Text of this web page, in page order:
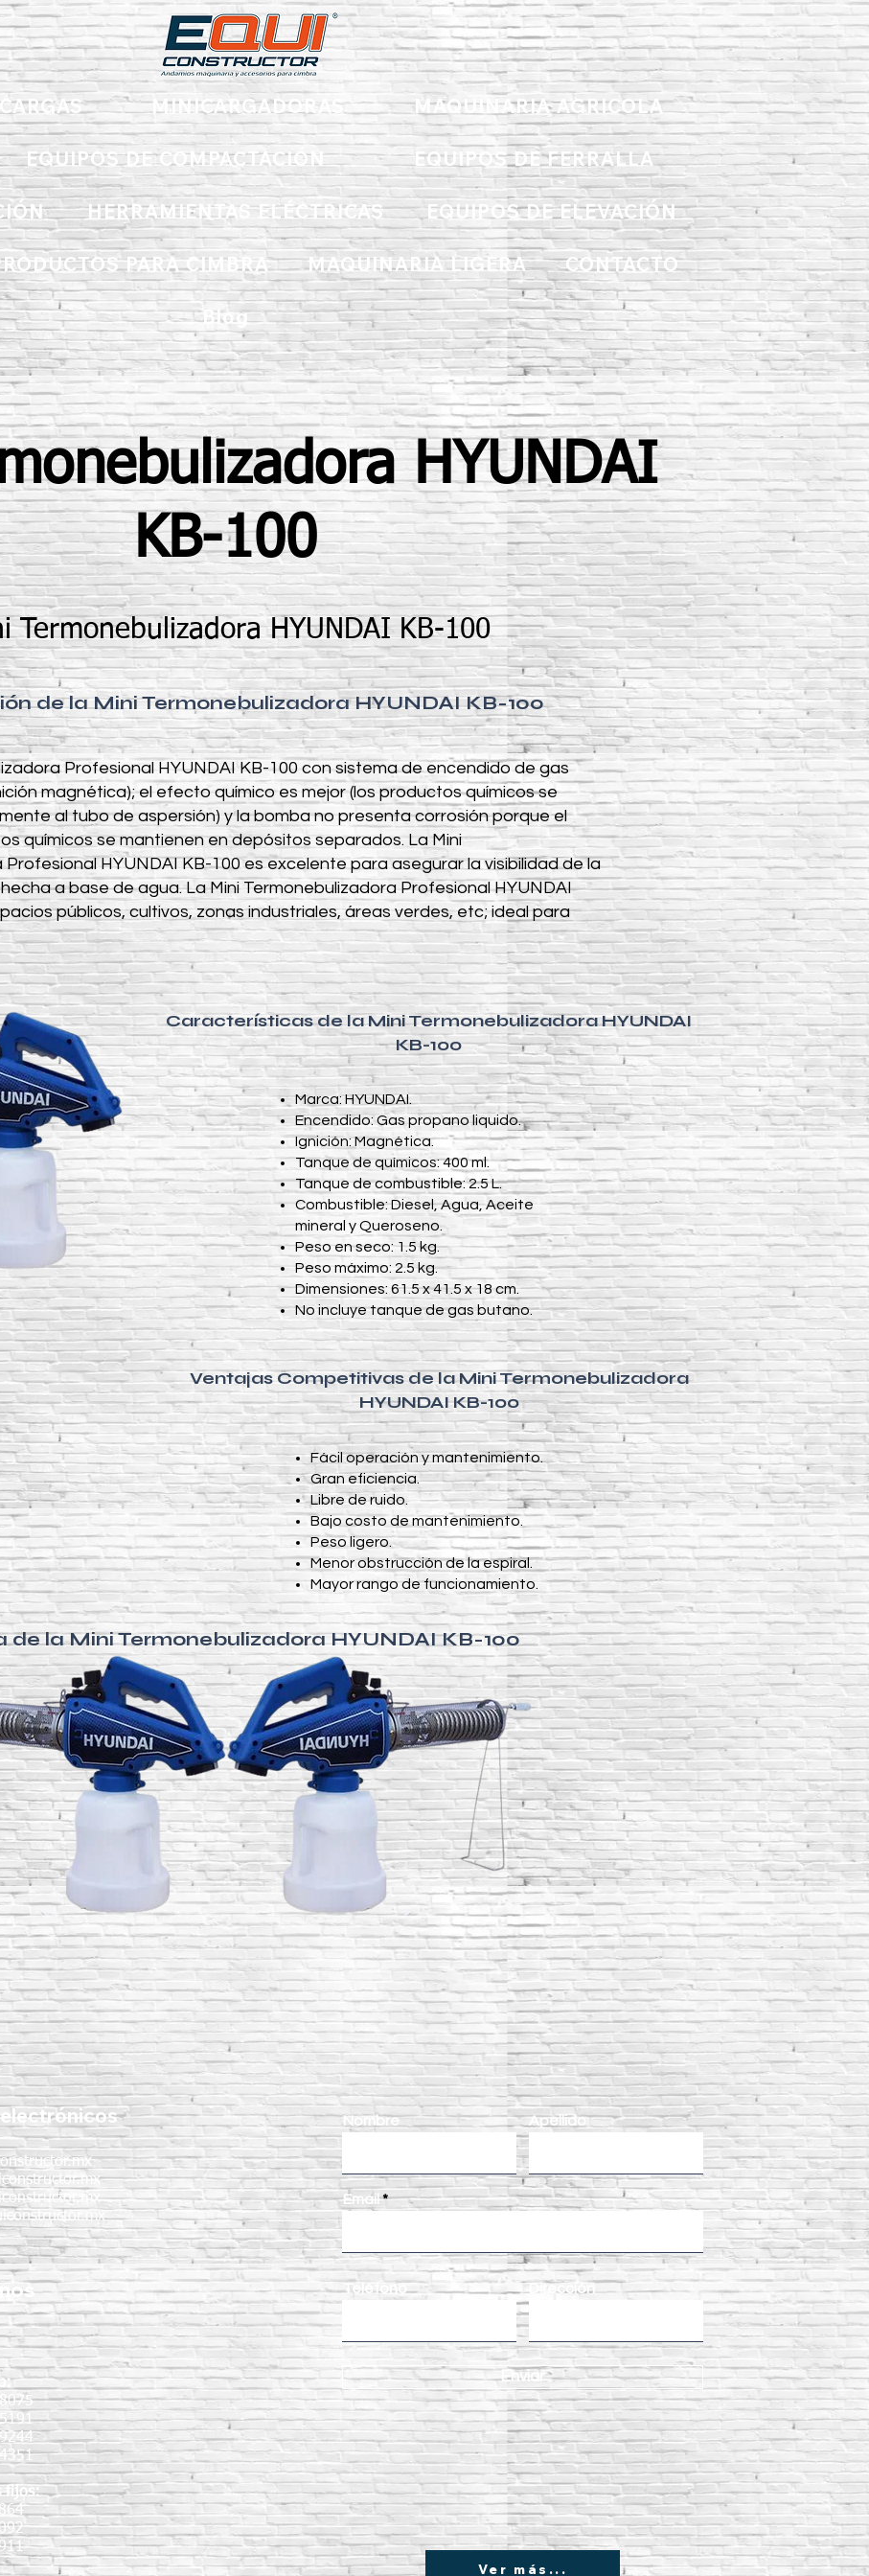
MINICARGADORAS MAQUINARIA AGRICOLA
EQUIPOS DE COMPACTACIÓN EQUIPOS DE FERRALLA
HERRAMIENTAS ELÉCTRICAS EQUIPOS DE ELEVACIÓN
PARA CIMBRA MAQUINARIA LIGERA CONTACTO
Blog
HYUNDAI
KB-100
Termonebulizadora HYUNDAI KB-100
de la Mini Termonebulizadora HYUNDAI KB-100
Profesional HYUNDAI KB-100 con sistema de encendido de gas
magnética); el efecto químico es mejor (los productos químicos se
al tubo de aspersión) y la bomba no presenta corrosión porque el
químicos se mantienen en depósitos separados. La Mini
HYUNDAI KB-100 es excelente para asegurar la visibilidad de la
a base de agua. La Mini Termonebulizadora Profesional HYUNDAI
públicos, cultivos, zonas industriales, áreas verdes, etc; ideal para
Características de la Mini Termonebulizadora HYUNDAI
KB-100
Marca: HYUNDAI.
Encendido: Gas propano liquido.
Ignición: Magnética.
Tanque de químicos: 400 ml.
Tanque de combustible: 2.5 L.
Combustible: Diesel, Agua, Aceite
mineral y Queroseno.
Peso en seco: 1.5 kg.
Peso máximo: 2.5 kg.
Dimensiones: 61.5 x 41.5 x 18 cm.
No incluye tanque de gas butano.
Ventajas Competitivas de la Mini Termonebulizadora
HYUNDAI KB-100
Fácil operación y mantenimiento.
Gran eficiencia.
Libre de ruido.
Bajo costo de mantenimiento.
Peso ligero.
Menor obstrucción de la espiral.
Mayor rango de funcionamiento.
de la Mini Termonebulizadora HYUNDAI KB-100
fijos:
Ver más...
Nombre Apellido
Email
Teléfono Dirección
Enviar